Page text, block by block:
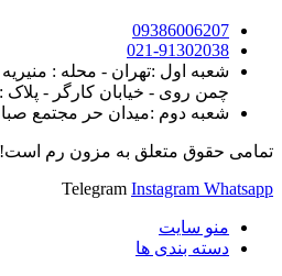
09386006207
021-91302038
شعبه اول :تهران - محله :
چمن روی - خیابان کارگر - پلاک : 827 - طبقه : همکف
شعبه دوم :میدان حر مجتمع
تمامی حقوق متعلق به مزون رم است!
Telegram Instagram Whatsapp
منو سایت
دسته بندی ها